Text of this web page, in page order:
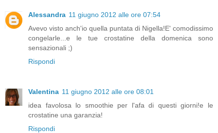
Alessandra 11 giugno 2012 alle ore 07:54
Avevo visto anch'io quella puntata di Nigella!E' comodissimo
congelarle...e le tue crostatine della domenica sono
sensazionali ;)
Rispondi
Valentina 11 giugno 2012 alle ore 08:01
idea favolosa lo smoothie per l'afa di questi giorni!e le
crostatine una garanzia!
Rispondi